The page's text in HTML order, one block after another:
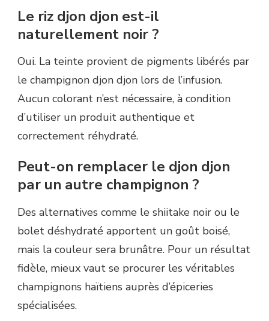
Le riz djon djon est-il
naturellement noir ?
Oui. La teinte provient de pigments libérés par
le champignon djon djon lors de l’infusion.
Aucun colorant n’est nécessaire, à condition
d’utiliser un produit authentique et
correctement réhydraté.
Peut-on remplacer le djon djon
par un autre champignon ?
Des alternatives comme le shiitake noir ou le
bolet déshydraté apportent un goût boisé,
mais la couleur sera brunâtre. Pour un résultat
fidèle, mieux vaut se procurer les véritables
champignons haïtiens auprès d’épiceries
spécialisées.